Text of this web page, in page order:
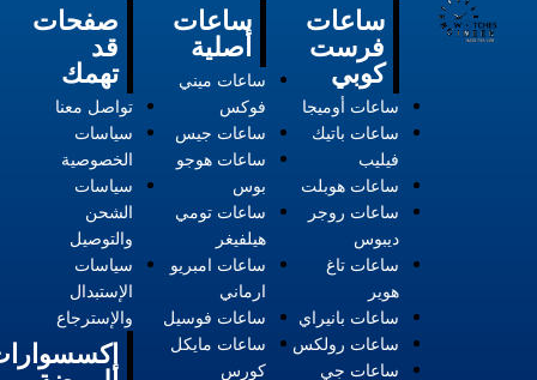
صفحات
قد
تهمك
تواصل معنا
سياسات
الخصوصية
سياسات
الشحن
والتوصيل
سياسات
الإستبدال
والإسترجاع
ساعات
أصلية
ساعات ميني
فوكس
ساعات جيس
ساعات هوجو
بوس
ساعات تومي
هيلفيغر
ساعات امبريو
ارماني
ساعات فوسيل
ساعات مايكل
كورس
ساعات
فرست
كوبي
ساعات أوميجا
ساعات باتيك
فيليب
ساعات هوبلت
ساعات روجر
ديبوس
ساعات تاغ
هوير
ساعات بانيراي
ساعات رولكس
ساعات جي